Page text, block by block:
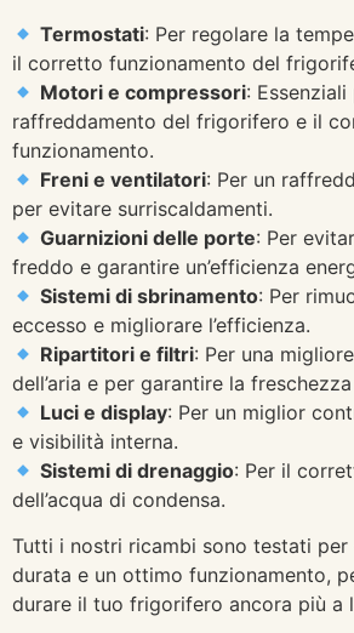
Termostati: Per regolare la
il corretto funzionamento del
Motori e compressori:
raffreddamento del frigorifero e il
funzionamento.
Freni e ventilatori: Per un
per evitare surriscaldamenti.
Guarnizioni delle porte: Per
freddo e garantire un’efficienza
Sistemi di sbrinamento: Per
eccesso e migliorare l’efficienza.
Ripartitori e filtri: Per una
dell’aria e per garantire la
Luci e display: Per un miglior
e visibilità interna.
Sistemi di drenaggio: Per il
dell’acqua di condensa.
Tutti i nostri ricambi sono testati per
durata e un ottimo funzionamento,
durare il tuo frigorifero ancora più a